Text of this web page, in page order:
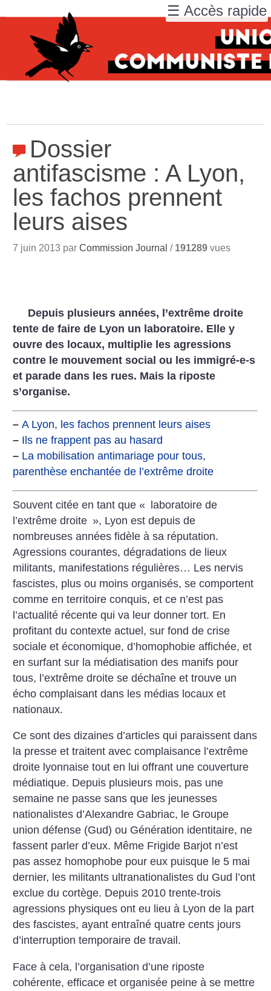
Dossier
antifascisme : A Lyon,
les fachos prennent
leurs aises
7 juin 2013 parCommission Journal / 191289 vues
Depuis plusieurs années, l’extrême droite
tente de faire de Lyon un laboratoire. Elle y
ouvre des locaux, multiplie les agressions
contre le mouvement social ou les immigré-e-s
et parade dans les rues. Mais la riposte
s’organise.
– A Lyon, les fachos prennent leurs aises
– Ils ne frappent pas au hasard
– La mobilisation antimariage pour tous,
parenthèse enchantée de l’extrême droite
Souvent citée en tant que « laboratoire de
l’extrême droite », Lyon est depuis de
nombreuses années fidèle à sa réputation.
Agressions courantes, dégradations de lieux
militants, manifestations régulières… Les nervis
fascistes, plus ou moins organisés, se comportent
comme en territoire conquis, et ce n’est pas
l’actualité récente qui va leur donner tort. En
profitant du contexte actuel, sur fond de crise
sociale et économique, d’homophobie affichée, et
en surfant sur la médiatisation des manifs pour
tous, l’extrême droite se déchaîne et trouve un
écho complaisant dans les médias locaux et
nationaux.
Ce sont des dizaines d’articles qui paraissent dans
la presse et traitent avec complaisance l’extrême
droite lyonnaise tout en lui offrant une couverture
médiatique. Depuis plusieurs mois, pas une
semaine ne passe sans que les jeunesses
nationalistes d’Alexandre Gabriac, le Groupe
union défense (Gud) ou Génération identitaire, ne
fassent parler d’eux. Même Frigide Barjot n’est
pas assez homophobe pour eux puisque le 5 mai
dernier, les militants ultranationalistes du Gud l’ont
exclue du cortège. Depuis 2010 trente-trois
agressions physiques ont eu lieu à Lyon de la part
des fascistes, ayant entraîné quatre cents jours
d’interruption temporaire de travail.
Face à cela, l’organisation d’une riposte
cohérente, efficace et organisée peine à se mettre
☰ Accès rapide